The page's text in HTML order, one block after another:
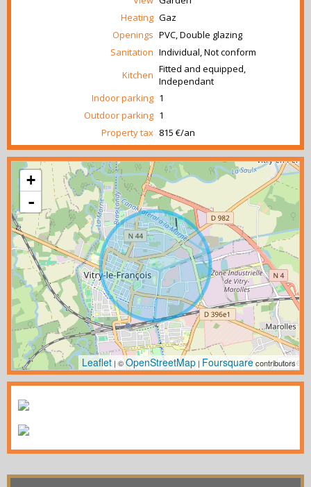
Heating Gaz
Openings PVC, Double glazing
Sanitation Individual, Not conform
Kitchen Fitted and equipped,
Independant
Indoor parking 1
Outdoor parking 1
Property tax 815 €/an
+
-
Leaflet | ©OpenStreetMap | Foursquarecontributors